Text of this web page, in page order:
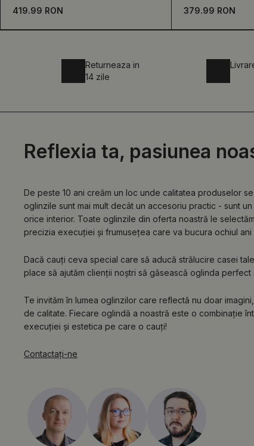
419.99 RON
379.99 RON
Returneaza in
14 zile
Reflexia ta, pasiunea
De peste 10 ani creăm un loc unde calitatea produselor
oglinzile sunt mai mult decât un accesoriu practic - sunt
orice interior. Toate oglinzile din oferta noastră le
precizia execuției și frumusețea care va bucura ochiul ani
Dacă cauți ceva special care să aducă strălucire casei
place să ajutăm clienții noștri să găsească oglinda perfect
Te invităm în lumea oglinzilor care reflectă nu doar
de calitate. Fiecare oglindă a noastră este o combinație
execuției și estetica pe care o cauți!
Contactaţi-ne